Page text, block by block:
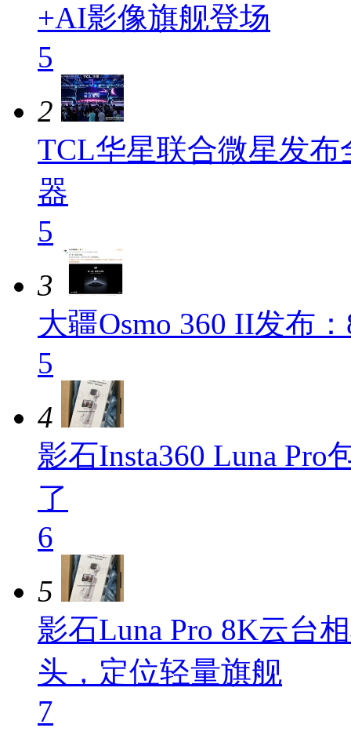
+AI影像旗舰登场
5
2
TCL华星联合微星发
器
5
3
大疆Osmo 360 II发布
5
4
影石Insta360 Luna
了
6
5
影石Luna Pro 8K云台
头，定位轻量旗舰
7